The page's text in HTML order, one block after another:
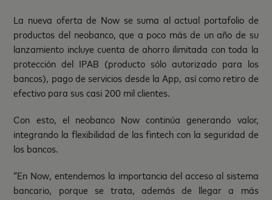
La nueva oferta de Now se suma al actual portafolio de
productos del neobanco, que a poco más de un año de su
lanzamiento incluye cuenta de ahorro ilimitada con toda la
protección del IPAB (producto sólo autorizado para los
bancos), pago de servicios desde la App, así como retiro de
efectivo para sus casi 200 mil clientes.
Con esto, el neobanco Now continúa generando valor,
integrando la flexibilidad de las fintech con la seguridad de
los bancos.
“En Now, entendemos la importancia del acceso al sistema
bancario, porque se trata, además de llegar a más